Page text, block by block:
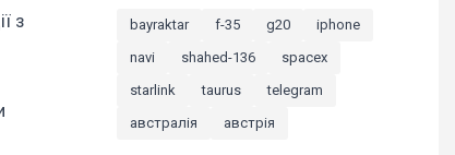
з
bayraktar f-35 g20
iphone
navi
shahed-136
spacex
starlink
taurus
telegram
австралія
австрія